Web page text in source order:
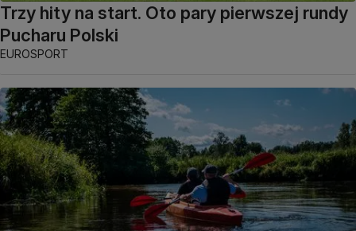
Trzy hity na start. Oto pary pierwszej rundy
Pucharu Polski
EUROSPORT